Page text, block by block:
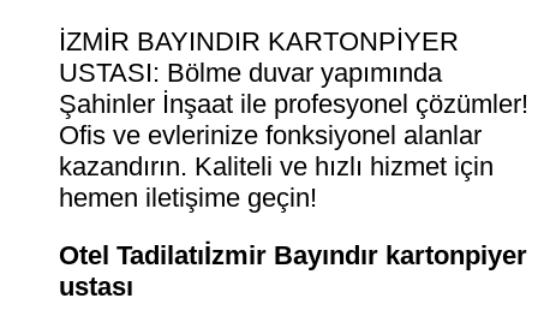
İZMİR BAYINDIR KARTONPİYER
USTASI: Bölme duvar yapımında
Şahinler İnşaat ile profesyonel çözümler!
Ofis ve evlerinize fonksiyonel alanlar
kazandırın. Kaliteli ve hızlı hizmet için
hemen iletişime geçin!
Otel Tadilatıİzmir Bayındır kartonpiyer
ustası